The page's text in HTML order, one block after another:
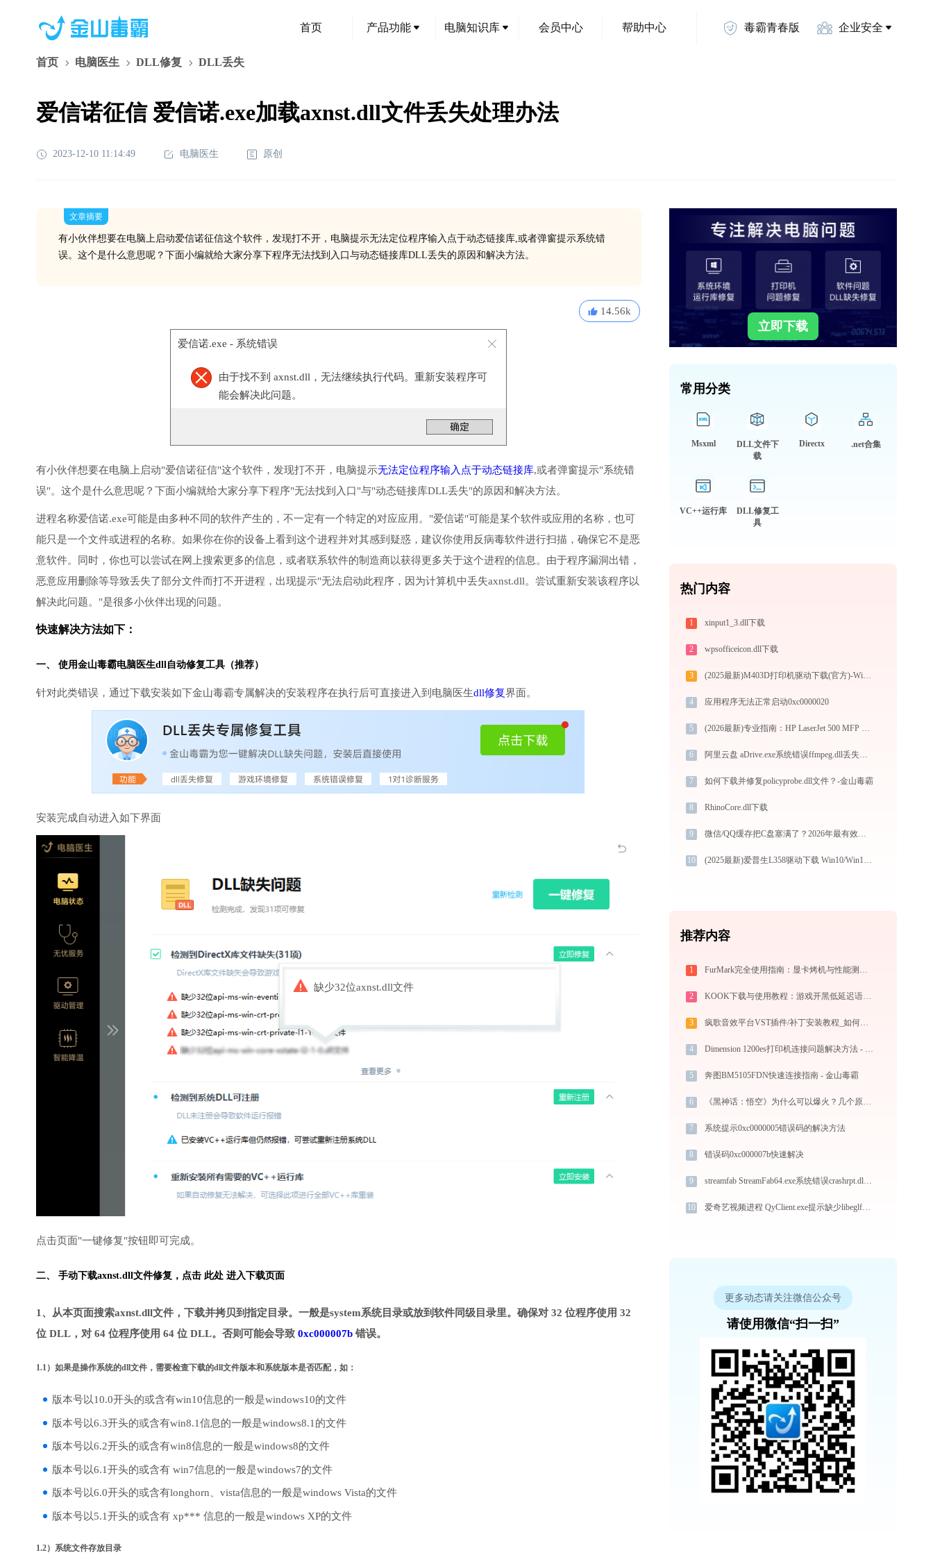
首页 产品功能 电脑知识库 会员中心 帮助中心 毒霸青春版 企业安全
首页 电脑医生 DLL修复 DLL丢失
爱信诺征信 爱信诺.exe加载axnst.dll文件丢失处理办法
2023-12-10 11:14:49 电脑医生 原创
文章摘要
有小伙伴想要在电脑上启动爱信诺征信这个软件，发现打不开，电脑提示无法定位程序输入点于动态链接库,或者弹窗提示系统错
误。这个是什么意思呢？下面小编就给大家分享下程序无法找到入口与动态链接库DLL丢失的原因和解决方法。
14.56k
爱信诺.exe - 系统错误
由于找不到 axnst.dll，无法继续执行代码。重新安装程序可
能会解决此问题。
有小伙伴想要在电脑上启动"爱信诺征信"这个软件，发现打不开，电脑提示无法定位程序输入点于动态链接库,或者弹窗提示"系统错
误"。这个是什么意思呢？下面小编就给大家分享下程序"无法找到入口"与"动态链接库DLL丢失"的原因和解决方法。
进程名称爱信诺.exe可能是由多种不同的软件产生的，不一定有一个特定的对应应用。"爱信诺"可能是某个软件或应用的名称，也可
能只是一个文件或进程的名称。如果你在你的设备上看到这个进程并对其感到疑惑，建议你使用反病毒软件进行扫描，确保它不是恶
意软件。同时，你也可以尝试在网上搜索更多的信息，或者联系软件的制造商以获得更多关于这个进程的信息。由于程序漏洞出错，
恶意应用删除等导致丢失了部分文件而打不开进程，出现提示"无法启动此程序，因为计算机中丢失axnst.dll。尝试重新安装该程序以
解决此问题。"是很多小伙伴出现的问题。
快速解决方法如下：
一、 使用金山毒霸电脑医生dll自动修复工具（推荐）
针对此类错误，通过下载安装如下金山毒霸专属解决的安装程序在执行后可直接进入到电脑医生dll修复界面。
安装完成自动进入如下界面
缺少32位axnst.dll文件
点击页面"一键修复"按钮即可完成。
二、 手动下载axnst.dll文件修复， 点击 此处 进入下载页面
1、从本页面搜索axnst.dll文件，下载并拷贝到指定目录。一般是system系统目录或放到软件同级目录里。确保对 32 位程序使用 32
位 DLL，对 64 位程序使用 64 位 DLL。否则可能会导致 0xc000007b 错误。
1.1）如果是操作系统的dll文件，需要检查下载的dll文件版本和系统版本是否匹配，如：
版本号以10.0开头的或含有win10信息的一般是windows10的文件
版本号以6.3开头的或含有win8.1信息的一般是windows8.1的文件
版本号以6.2开头的或含有win8信息的一般是windows8的文件
版本号以6.1开头的或含有 win7信息的一般是windows7的文件
版本号以6.0开头的或含有longhorn、vista信息的一般是windows Vista的文件
版本号以5.1开头的或含有 xp*** 信息的一般是windows XP的文件
1.2）系统文件存放目录
立即下载
常用分类
Msxml
DLL文件下
载
Directx .net合集
VC++运行库
DLL修复工
具
热门内容
1 xinput1_3.dll下载
2 wpsofficeicon.dll下载
3 (2025最新)M403D打印机驱动下载(官方)-Win10/Win11支持
4 应用程序无法正常启动0xc0000020
5 (2026最新)专业指南：HP LaserJet 500 MFP M525打印机驱动的下载与安装步骤详解
6 阿里云盘 aDrive.exe系统错误ffmpeg.dll丢失如何解决
7 如何下载并修复policyprobe.dll文件？-金山毒霸
8 RhinoCore.dll下载
9 微信/QQ缓存把C盘塞满了？2026年最有效的迁移与清理全方案
10 (2025最新)爱普生L358驱动下载 Win10/Win11官方版
推荐内容
1 FurMark完全使用指南：显卡烤机与性能测试从入门到精通（2026最新）
2 KOOK下载与使用教程：游戏开黑低延迟语音全指南
3 疯歌音效平台VST插件/补丁安装教程_如何加载插件效果包
4 Dimension 1200es打印机连接问题解决方法 - 金山毒霸
5 奔图BM5105FDN快速连接指南 - 金山毒霸
6 《黑神话：悟空》为什么可以爆火？几个原因缺一不可
7 系统提示0xc0000005错误码的解决方法
8 错误码0xc000007b快速解决
9 streamfab StreamFab64.exe系统错误crashrpt.dll丢失如何解决
10 爱奇艺视频进程 QyClient.exe提示缺少libeglforlyra.dll文件的解决办法
更多动态请关注微信公众号
请使用微信“扫一扫”